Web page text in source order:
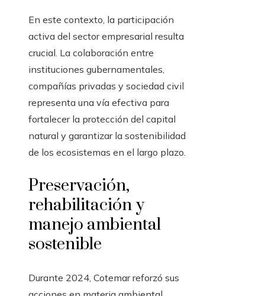
En este contexto, la participación
activa del sector empresarial resulta
crucial. La colaboración entre
instituciones gubernamentales,
compañías privadas y sociedad civil
representa una vía efectiva para
fortalecer la protección del capital
natural y garantizar la sostenibilidad
de los ecosistemas en el largo plazo.
Preservación,
rehabilitación y
manejo ambiental
sostenible
Durante 2024, Cotemar reforzó sus